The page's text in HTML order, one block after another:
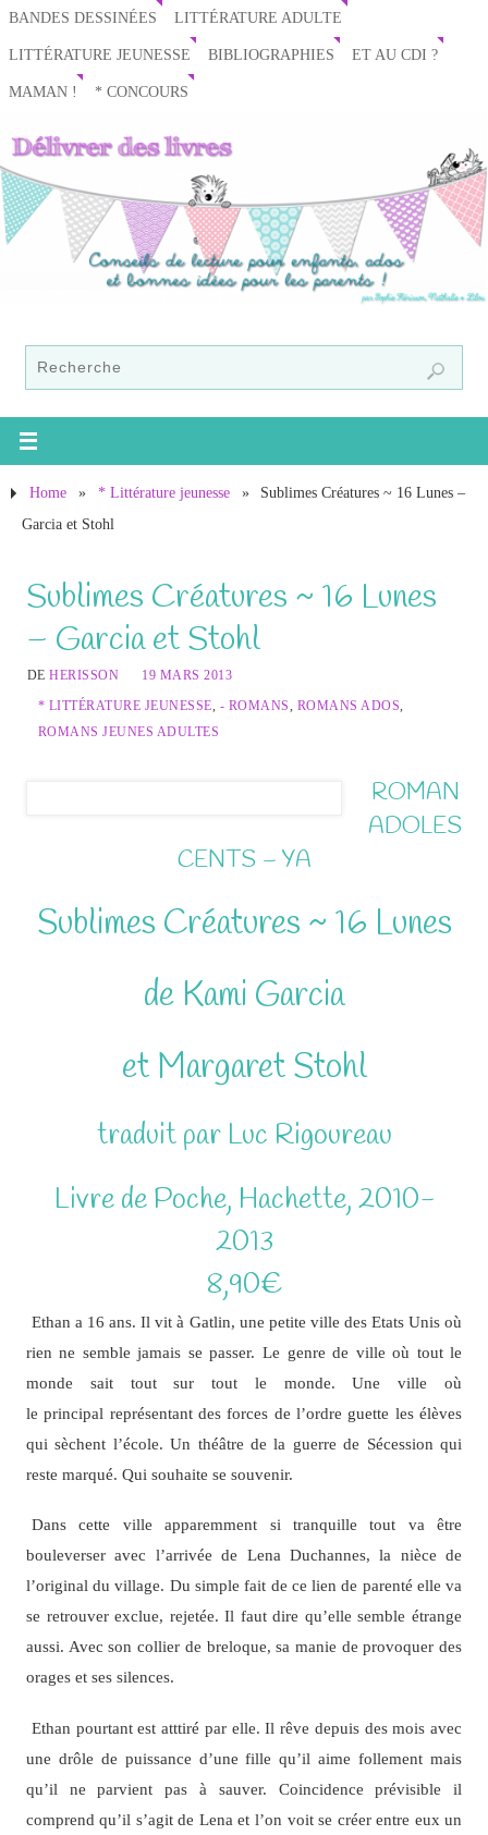
BANDES DESSINÉES LITTÉRATURE ADULTE
LITTÉRATURE JEUNESSE BIBLIOGRAPHIES ET AU CDI ?
MAMAN ! * CONCOURS
Home » * Littérature jeunesse »
Sublimes Créatures ~ 16 Lunes –
Garcia et Stohl
Sublimes Créatures ~ 16 Lunes
– Garcia et Stohl
DEHERISSON
19 MARS 2013
* LITTÉRATURE JEUNESSE, - ROMANS, ROMANS ADOS,
ROMANS JEUNES ADULTES
ROMAN
ADOLES
CENTS – YA
Sublimes Créatures ~ 16 Lunes
de Kami Garcia
et Margaret Stohl
traduit par Luc Rigoureau
Livre de Poche, Hachette, 2010-
2013
8,90€
Ethan a 16 ans. Il vit à Gatlin, une petite ville des Etats Unis où
rien ne semble jamais se passer. Le genre de ville où tout le
monde sait tout sur tout le monde. Une ville où
le principal représentant des forces de l’ordre guette les élèves
qui sèchent l’école. Un théâtre de la guerre de Sécession qui
reste marqué. Qui souhaite se souvenir.
Dans cette ville apparemment si tranquille tout va être
bouleverser avec l’arrivée de Lena Duchannes, la nièce de
l’original du village. Du simple fait de ce lien de parenté elle va
se retrouver exclue, rejetée. Il faut dire qu’elle semble étrange
aussi. Avec son collier de breloque, sa manie de provoquer des
orages et ses silences.
Ethan pourtant est atttiré par elle. Il rêve depuis des mois avec
une drôle de puissance d’une fille qu’il aime follement mais
qu’il ne parvient pas à sauver. Coincidence prévisible il
comprend qu’il s’agit de Lena et l’on voit se créer entre eux un